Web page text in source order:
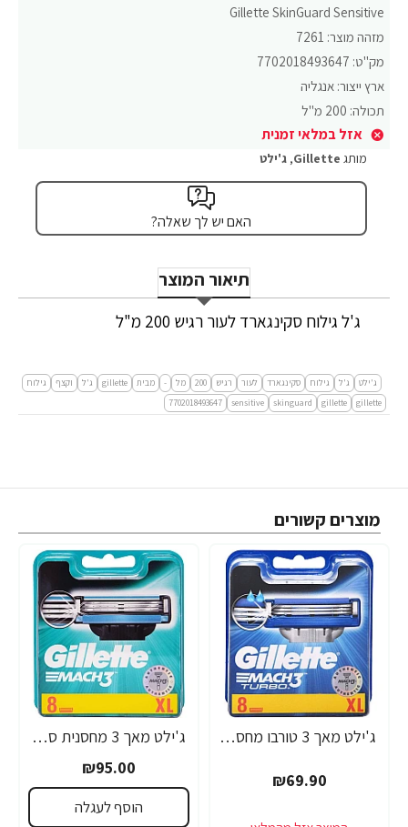
Gillette SkinGuard Sensitive
מזהה מוצר: 7261
מק"ט: 7702018493647
ארץ ייצור: אנגליה
תכולה: 200 מ"ל
אזל במלאי זמנית
מותג Gillette
, ג'ילט
האם יש לך שאלה?
תיאור המוצר
ג'ל גילוח סקינגארד לעור רגיש 200 מ"ל
ג'ילט ג'ל גילוח סקינגארד לעור רגיש 200 מל - מבית gillette ג'ל וקצף
גילוח
gillette
gillette
skinguard
sensitive
7702018493647
מוצרים קשורים
ג'ילט מאך 3 טורבו מחסנית סכיני גילוח רב פעמיים 8 סכינים - מבית Gillette
₪69.90
ג'ילט מאך 3 מחסנית סכיני גילוח רב פעמי 8 סכינים - מבית Gillette
₪95.00
הוסף לעגלה